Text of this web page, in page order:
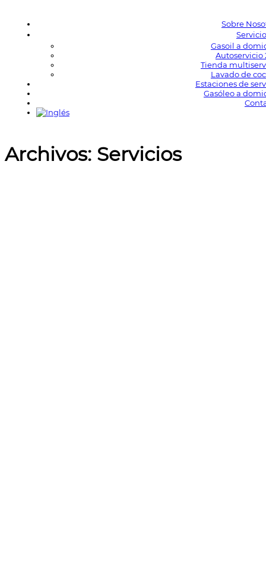
Sobre
Gasoil a
Autoservicio
Tienda
Lavado de
Estaciones de
Gasóleo a
Archivos: Servicios